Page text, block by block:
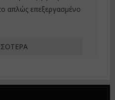
απλώς επεξεργασμένο